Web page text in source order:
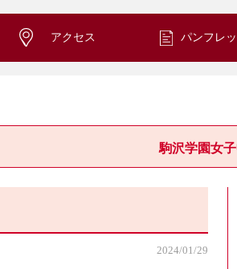
アクセス パンフレッ
駒沢学園女
2024/01/29